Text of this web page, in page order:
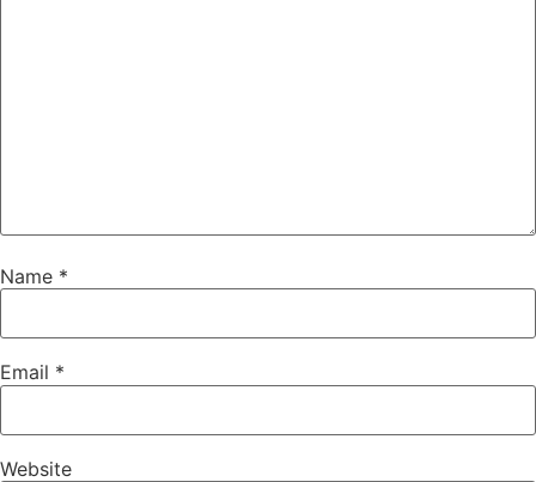
Name *
Email *
Website